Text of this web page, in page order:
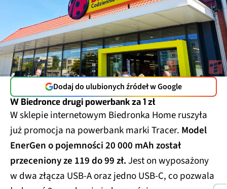
Dodaj do ulubionych źródeł w Google
W Biedronce drugi powerbank za 1 zł
W sklepie internetowym Biedronka Home ruszyła
już promocja na powerbank marki Tracer. Model
EnerGen o pojemności 20 000 mAh został
przeceniony ze 119 do 99 zł.Jest on wyposażony
w dwa złącza USB-A oraz jedno USB-C, co pozwala